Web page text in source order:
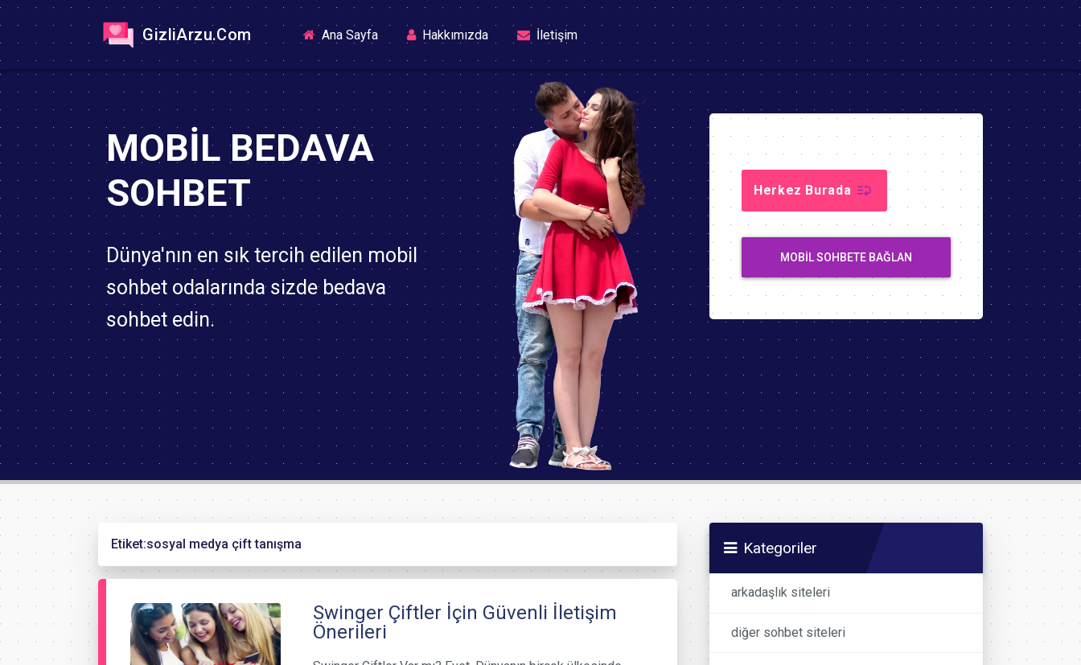
GizliArzu.Com Ana Sayfa(current)Hakkımızda İletişim
MOBIL BEDAVA
SOHBET
Dünya'nın en sık tercih edilen mobil
sohbet odalarında sizde bedava
sohbet edin.
Herkez Burada
MOBIL SOHBETE BAĞLAN
Etiket:sosyal medya çift tanışma
Swinger Çiftler İçin Güvenli İletişim
Önerileri
Kategoriler
arkadaşlık siteleri
diğer sohbet siteleri